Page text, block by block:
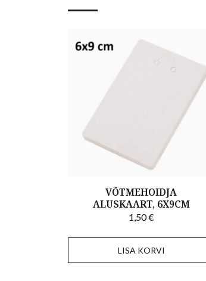
VÕTMEHOIDJA
ALUSKAART, 6X9CM
1,50€
LISA KORVI